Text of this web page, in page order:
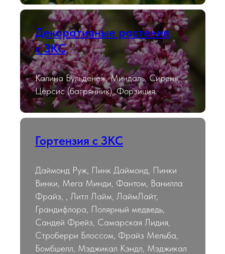
Декоративные растения
с ЗКС
Калина Бульденеж, Миндаль, Сирень,
Церсис (багрянник), Форзиция.
Гортензия с ЗКС
Даймонд Руж, Пинк Даймонд, Пинки
Винки, Мега Минди, Фантом, Ванилла
Фрайз, , Литл Лайм, ЛаймЛайт,
Грандифлора, Полярный медведь,
Сандей Фрейз, Самарская Лидия,
Строберри Блоссом, Фрайз Мельба,
Бомбшелл, Мэджикал Кэндл, Мэджикал